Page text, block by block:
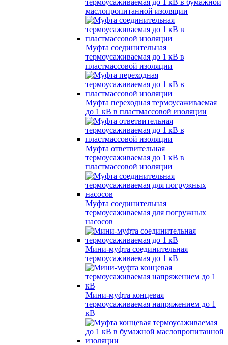
термоусаживаемая до 1 кВ в бумажной
маслопропитанной изоляции
Муфта соединительная
термоусаживаемая до 1 кВ в
пластмассовой изоляции
Муфта переходная термоусаживаемая
до 1 кВ в пластмассовой изоляции
Муфта ответвительная
термоусаживаемая до 1 кВ в
пластмассовой изоляции
Муфта соединительная
термоусаживаемая для погружных
насосов
Мини-муфта соединительная
термоусаживаемая до 1 кВ
Мини-муфта концевая
термоусаживаемая напряжением до 1
кВ